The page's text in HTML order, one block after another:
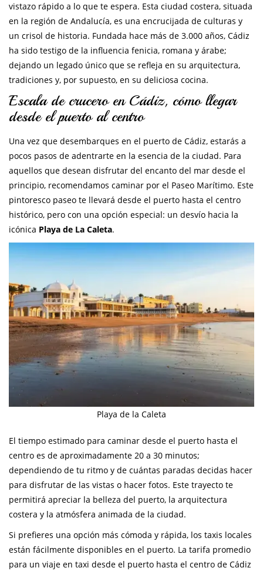
vistazo rápido a lo que te espera. Esta ciudad costera, situada
en la región de Andalucía, es una encrucijada de culturas y
un crisol de historia. Fundada hace más de 3.000 años, Cádiz
ha sido testigo de la influencia fenicia, romana y árabe;
dejando un legado único que se refleja en su arquitectura,
tradiciones y, por supuesto, en su deliciosa cocina.
Escala de crucero en Cádiz, cómo llegar
desde el puerto al centro
Una vez que desembarques en el puerto de Cádiz, estarás a
pocos pasos de adentrarte en la esencia de la ciudad. Para
aquellos que desean disfrutar del encanto del mar desde el
principio, recomendamos caminar por el Paseo Marítimo. Este
pintoresco paseo te llevará desde el puerto hasta el centro
histórico, pero con una opción especial: un desvío hacia la
icónica Playa de La Caleta.
Playa de la Caleta
El tiempo estimado para caminar desde el puerto hasta el
centro es de aproximadamente 20 a 30 minutos;
dependiendo de tu ritmo y de cuántas paradas decidas hacer
para disfrutar de las vistas o hacer fotos. Este trayecto te
permitirá apreciar la belleza del puerto, la arquitectura
costera y la atmósfera animada de la ciudad.
Si prefieres una opción más cómoda y rápida, los taxis locales
están fácilmente disponibles en el puerto. La tarifa promedio
para un viaje en taxi desde el puerto hasta el centro de Cádiz